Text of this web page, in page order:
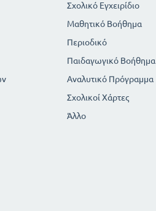
Σχολικό Εγχειρίδιο
Μαθητικό Βοήθημα
Περιοδικό
Παιδαγωγικό Βοήθημα
Αναλυτικό Πρόγραμμα
Σχολικοί Χάρτες
Άλλο